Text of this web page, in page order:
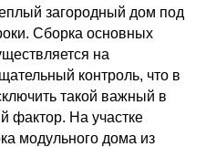
загородный дом под
Сборка основных
на
контроль, что в
такой важный в
фактор. На участке
модульного дома из
менеджер
вопросы